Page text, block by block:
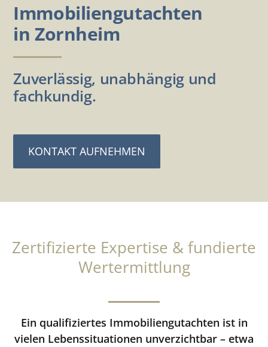
Immobiliengutachten
in Zornheim
Zuverlässig, unabhängig und
fachkundig.
KONTAKT AUFNEHMEN
Zertifizierte Expertise & fundierte
Wertermittlung
Ein qualifiziertes Immobiliengutachten ist in
vielen Lebenssituationen unverzichtbar – etwa